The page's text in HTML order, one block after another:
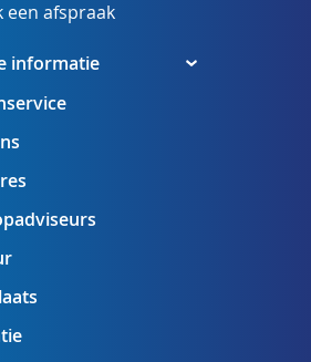
informatie
een afspraak